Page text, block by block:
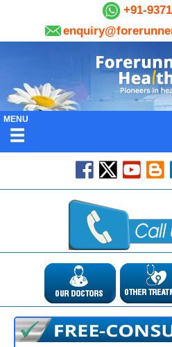
+91-
MENU